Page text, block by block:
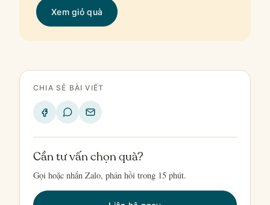
Xem giỏ quà
CHIA SẺ BÀI VIẾT
Cần tư vấn chọn quà?
Gọi hoặc nhắn Zalo, phản hồi trong 15 phút.